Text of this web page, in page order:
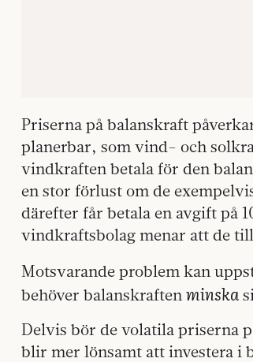
Priserna på balanskraft
planerbar, som vind- och
vindkraften betala för den
en stor förlust om de
därefter får betala en avgift på
vindkraftsbolag menar att de
Motsvarande problem kan
behöver balanskraften minska
Delvis bör de volatila priserna
blir mer lönsamt att investera i